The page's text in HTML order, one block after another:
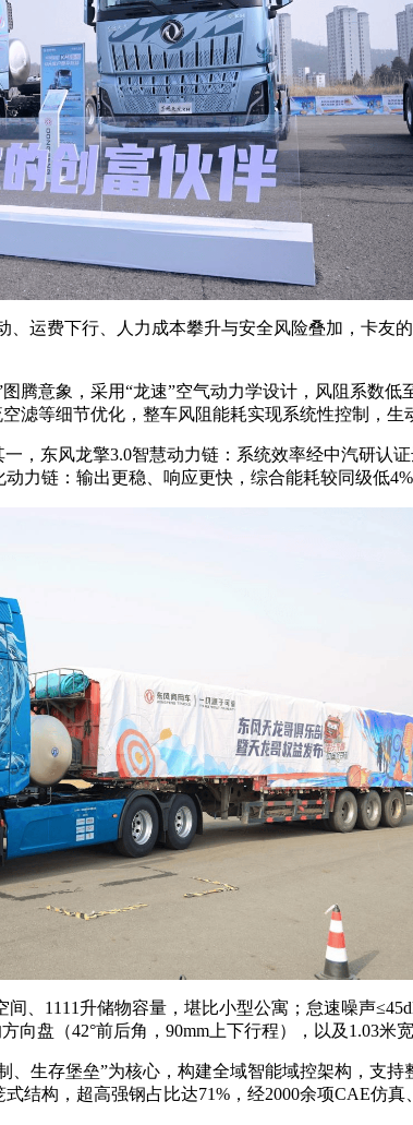
费下行、人力成本攀升与安全风险叠加，卡友
意象，采用“龙速”空气动力学设计，风阻系数低
滤等细节优化，整车风阻能耗实现系统性控制，生
风龙擎3.0智慧动力链：系统效率经中汽研认证
力链：输出更稳、响应更快，综合能耗较同级低
1111升储物容量，堪比小型公寓；怠速噪声
盘（42°前后角，90mm上下行程），以及1.03米
存堡垒”为核心，构建全域智能域控架构，支持
结构，超高强钢占比达71%，经2000余项CAE仿